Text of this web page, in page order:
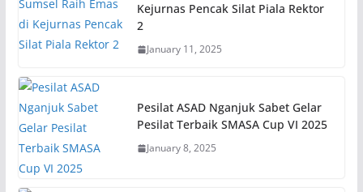
Kejurnas Pencak Silat Piala Rektor
2
January 11, 2025
Pesilat ASAD Nganjuk Sabet Gelar
Pesilat Terbaik SMASA Cup VI 2025
January 8, 2025